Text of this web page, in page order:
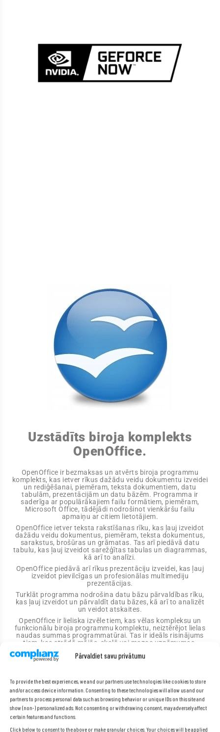
Pārvaldiet savu privātumu
To provide the best experiences, we and our partners use technologies like cookies to store
and/or access device information. Consenting to these technologies will allow us and our
partners to process personal data such as browsing behavior or unique IDs on this site and
show (non-) personalized ads. Not consenting or withdrawing consent, may adversely affect
certain features and functions.
Click below to consent to the above or make granular choices. Your choices will be applied
Uzstādīts biroja komplekts
OpenOffice.
OpenOffice ir bezmaksas un atvērts biroja programmu
komplekts, kas ietver rīkus dažādu veidu dokumentu izveidei
un rediģēšanai, piemēram, teksta dokumentiem, datu
tabulām, prezentācijām un datu bāzēm. Programma ir
saderīga ar populārākajiem failu formātiem, piemēram,
Microsoft Office, tādējādi nodrošinot vienkāršu failu
apmaiņu ar citiem lietotājiem.
OpenOffice ietver teksta rakstīšanas rīku, kas ļauj izveidot
dažādu veidu dokumentus, piemēram, teksta dokumentus,
sarakstus, brošūras un grāmatas. Tas arī piedāvā datu
tabulu, kas ļauj izveidot sarežģītas tabulas un diagrammas,
kā arī to analīzi.
OpenOffice piedāvā arī rīkus prezentāciju izveidei, kas ļauj
izveidot pievilcīgas un profesionālas multimediju
prezentācijas.
Turklāt programma nodrošina datu bāzu pārvaldības rīku,
kas ļauj izveidot un pārvaldīt datu bāzes, kā arī to analizēt
un veidot atskaites.
OpenOffice ir lieliska izvēle tiem, kas vēlas kompleksu un
funkcionālu biroja programmu komplektu, neiztērējot lielas
naudas summas programmatūrai. Tas ir ideāls risinājums
tiem, kas strādā mājās, skolā vai mazos uzņēmumos.
Microsoft Defender
Antivirusa programma, kas integrēta ar operētājsistēmu
Windows un piedāvā pamata aizsardzību pret kaitīgu
programmatūru, piemēram, vīrusiem, trojaniem, adware un
spyware. Programma skenē failus un ierīces, lai meklētu
draudus, un automātiski atjaunina savas draudu definīcijas,